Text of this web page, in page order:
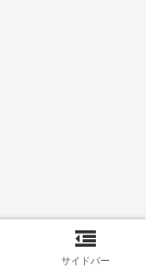
サイドバー